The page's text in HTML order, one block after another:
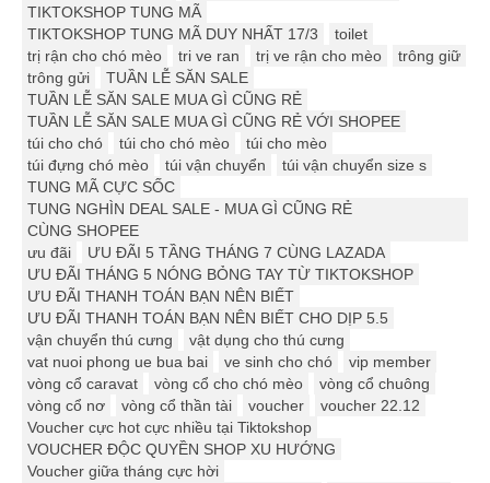
TIKTOKSHOP TUNG MÃ
TIKTOKSHOP TUNG MÃ DUY NHẤT 17/3
toilet
trị rận cho chó mèo
tri ve ran trị ve rận cho mèo
trông giữ
trông gửi
TUẦN LỄ SĂN SALE
TUẦN LỄ SĂN SALE MUA GÌ CŨNG RẺ
TUẦN LỄ SĂN SALE MUA GÌ CŨNG RẺ VỚI SHOPEE
túi cho chó
túi cho chó mèo
túi cho mèo
túi đựng chó mèo
túi vận chuyển
túi vận chuyển size s
TUNG MÃ CỰC SỐC
TUNG NGHÌN DEAL SALE - MUA GÌ CŨNG RẺ
CÙNG SHOPEE
ưu đãi
ƯU ĐÃI 5 TẦNG THÁNG 7 CÙNG LAZADA
ƯU ĐÃI THÁNG 5 NÓNG BỎNG TAY TỪ TIKTOKSHOP
ƯU ĐÃI THANH TOÁN BẠN NÊN BIẾT
ƯU ĐÃI THANH TOÁN BẠN NÊN BIẾT CHO DỊP 5.5
vận chuyển thú cưng
vật dụng cho thú cưng
vat nuoi phong ue bua bai
ve sinh cho chó
vip member
vòng cổ caravat
vòng cổ cho chó mèo
vòng cổ chuông
vòng cổ nơ
vòng cổ thần tài voucher
voucher 22.12
Voucher cực hot cực nhiều tại Tiktokshop
VOUCHER ĐỘC QUYỀN SHOP XU HƯỚNG
Voucher giữa tháng cực hời